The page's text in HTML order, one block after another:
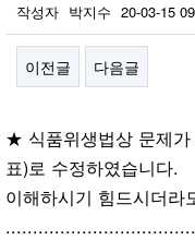
작성자 박지수 20-03-15
이전글 다음글
★ 식품위생법상 문제가
표)로 수정하였습니다.
이해하시기 힘드시더